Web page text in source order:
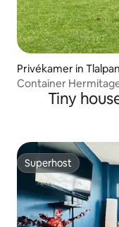
Privékamer in Tlalpan
Container
Tiny
Superhost
Superhost